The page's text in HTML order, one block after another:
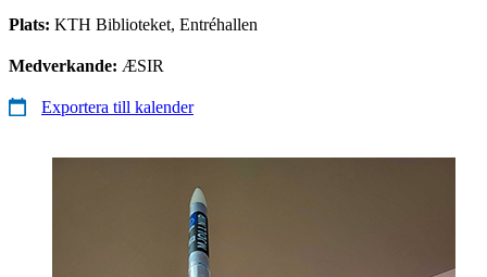
Plats: KTH Biblioteket, Entréhallen
Medverkande: ÆSIR
Exportera till kalender